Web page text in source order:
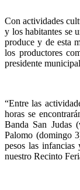
Con actividades
y los habitantes se
produce y de esta
los productores
presidente
“Entre las
horas se
Banda San Judas
Palomo (domingo
pesos las
nuestro Recinto